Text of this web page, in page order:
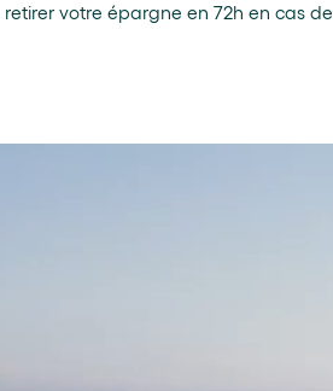
votre épargne en 72h en cas de